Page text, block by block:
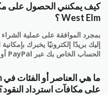
كيف يمكنني الحصول على
West Elm ؟
إليك بريدًا إلكترونيًا يخبرك
الحساب الخاص بك عبر PayPal أو Venmo.
على مكافآت استرداد